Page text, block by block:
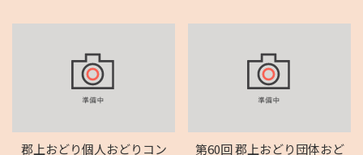
郡上おどり個人おどりコン 第60回 郡上おどり団体おど